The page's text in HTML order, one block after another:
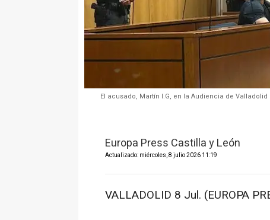
El acusado, Martín I.G, en la Audiencia de
Europa Press Castilla y León
Actualizado: miércoles, 8 julio 2026 11:19
VALLADOLID 8 Jul. (EUROPA